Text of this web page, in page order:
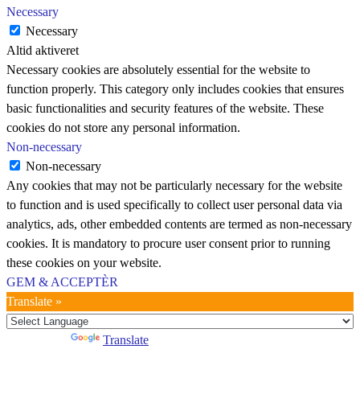
Necessary
Necessary
Altid aktiveret
Necessary cookies are absolutely essential for the website to
function properly. This category only includes cookies that ensures
basic functionalities and security features of the website. These
cookies do not store any personal information.
Non-necessary
Non-necessary
Any cookies that may not be particularly necessary for the website
to function and is used specifically to collect user personal data via
analytics, ads, other embedded contents are termed as non-necessary
cookies. It is mandatory to procure user consent prior to running
these cookies on your website.
GEM & ACCEPTÈR
Translate »
Translate